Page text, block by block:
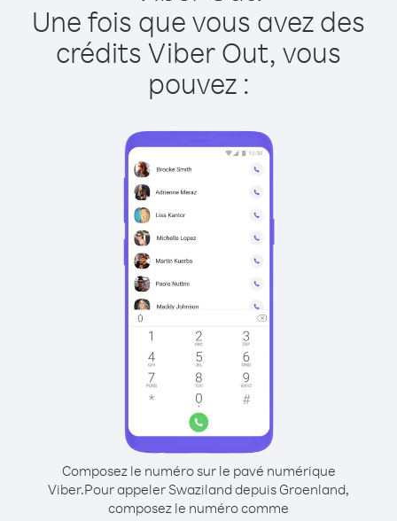
Une fois que vous avez des
crédits Viber Out, vous
pouvez :
Composez le numéro sur le pavé numérique
Viber.Pour appeler Swaziland depuis Groenland,
composez le numéro comme